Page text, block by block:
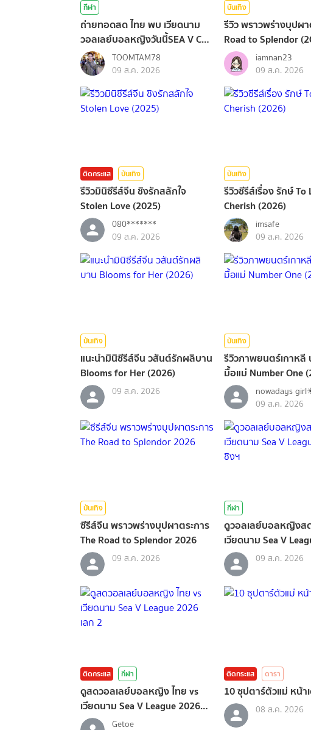
กีฬา
ถ่ายทอดสด ไทย พบ เวียดนาม
วอลเลย์บอลหญิงวันนี้SEA V Cup
2026
TOOMTAM78
09 ส.ค. 2026
บันเทิง
รีวิว พราวพร่างบุปผา
Road to Splendor
iamnan23
09 ส.ค. 2026
ติดกระแส บันเทิง
รีวิวมินิซีรีส์จีน ชิงรักสลักใจ
Stolen Love (2025)
080*******
09 ส.ค. 2026
บันเทิง
รีวิวซีรีส์เรื่อง รักษ์ To
Cherish (2026)
imsafe
09 ส.ค. 2026
บันเทิง
แนะนำมินิซีรีส์จีน วสันต์รักผลิบาน
Blooms for Her (2026)
09 ส.ค. 2026
บันเทิง
รีวิวภาพยนตร์เกาห
มื้อแม่ Number One
nowadays
09 ส.ค. 2026
บันเทิง
ซีรีส์จีน พราวพร่างบุปผาตระการ
The Road to Splendor 2026
09 ส.ค. 2026
กีฬา
ดูวอลเลย์บอลหญิงส
เวียดนาม Sea V
นัดชิงฯ
09 ส.ค. 2026
ติดกระแส กีฬา
ดูสดวอลเลย์บอลหญิง ไทย vs
เวียดนาม Sea V League 2026
เลก 2
Getoe
ติดกระแส ดารา
10 ซุปตาร์ตัวแม่ หน้า
08 ส.ค. 2026